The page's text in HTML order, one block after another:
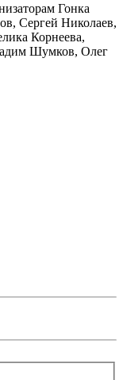
Гонка
Сергей Николаев,
Корнеева,
Шумков, Олег